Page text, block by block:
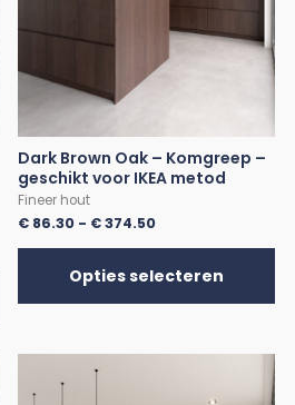
Dark Brown Oak – Komgreep –
geschikt voor IKEA metod
Fineer hout
€ 86.30 - €374.50
Opties selecteren